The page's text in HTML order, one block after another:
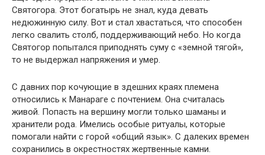
Святогора. Этот богатырь не знал, куда девать
недюжинную силу. Вот и стал хвастаться, что способен
легко свалить столб, поддерживающий небо. Но когда
Святогор попытался приподнять суму с «земной тягой»,
то не выдержал напряжения и умер.
С давних пор кочующие в здешних краях племена
относились к Манараге с почтением. Она считалась
живой. Попасть на вершину могли только шаманы и
хранители рода. Имелись особые ритуалы, которые
помогали найти с горой «общий язык». С далеких времен
сохранились в окрестностях жертвенные камни.